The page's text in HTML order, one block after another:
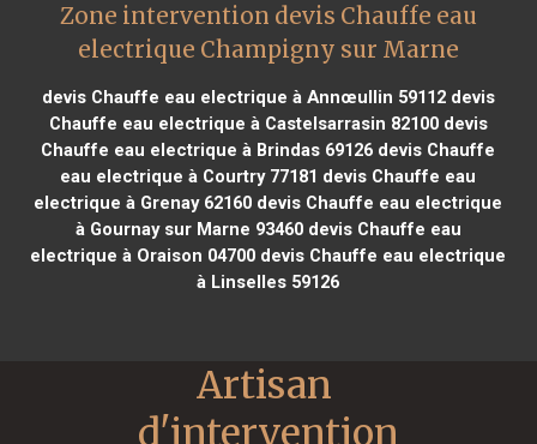
Zone intervention devis Chauffe eau
electrique Champigny sur Marne
devis Chauffe eau electrique à Annœullin 59112devis
Chauffe eau electrique à Castelsarrasin 82100devis
Chauffe eau electrique à Brindas 69126 devis Chauffe
eau electrique à Courtry 77181 devis Chauffe eau
electrique à Grenay 62160 devis Chauffe eau electrique
à Gournay sur Marne 93460devis Chauffe eau
electrique à Oraison 04700 devis Chauffe eau electrique
à Linselles 59126
Artisan
d'intervention